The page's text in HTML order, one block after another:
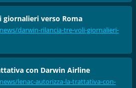
verso Roma
darwin-rilancia-tre-voli-giornalieri-
con Darwin Airline
lenac-autorizza-la-trattativa-con-